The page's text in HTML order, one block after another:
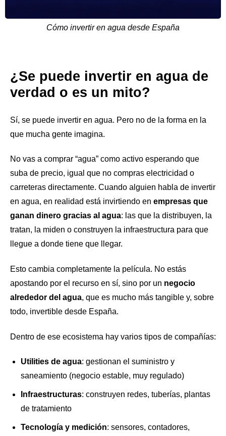
Cómo invertir en agua desde España
¿Se puede invertir en agua de
verdad o es un mito?
Sí, se puede invertir en agua. Pero no de la forma en la
que mucha gente imagina.
No vas a comprar “agua” como activo esperando que
suba de precio, igual que no compras electricidad o
carreteras directamente. Cuando alguien habla de invertir
en agua, en realidad está invirtiendo en empresas que
ganan dinero gracias al agua: las que la distribuyen, la
tratan, la miden o construyen la infraestructura para que
llegue a donde tiene que llegar.
Esto cambia completamente la película. No estás
apostando por el recurso en sí, sino por un negocio
alrededor del agua, que es mucho más tangible y, sobre
todo, invertible desde España.
Dentro de ese ecosistema hay varios tipos de compañías:
Utilities de agua: gestionan el suministro y
saneamiento (negocio estable, muy regulado)
Infraestructuras: construyen redes, tuberías, plantas
de tratamiento
Tecnología y medición: sensores, contadores,